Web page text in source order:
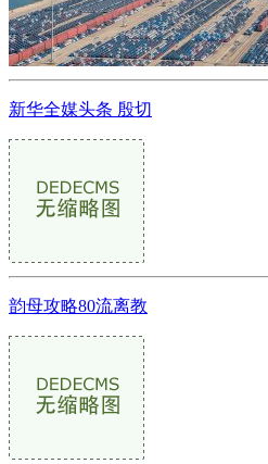
新华全媒头条 殷切
韵母攻略80流离教